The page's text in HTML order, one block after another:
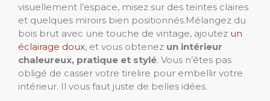
visuellement l’espace, misez sur des teintes claires
et quelques miroirs bien positionnés.Mélangez du
bois brut avec une touche de vintage, ajoutez un
éclairage doux, et vous obtenez un intérieur
chaleureux, pratique et stylé. Vous n’êtes pas
obligé de casser votre tirelire pour embellir votre
intérieur. Il vous faut juste de belles idées.